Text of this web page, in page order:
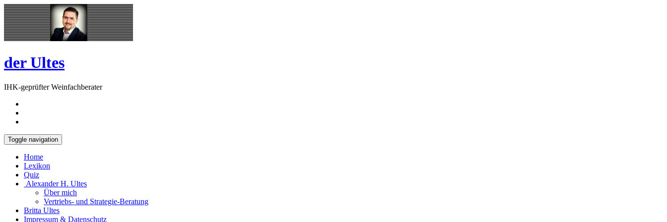
Skip
to
content
Open
Sidebar
der Ultes
IHK-geprüfter Weinfachberater
Toggle navigation
Home
Lexikon
Quiz
Alexander H. Ultes
Über mich
Vertriebs- und Strategie-Beratung
Britta Ultes
Impressum & Datenschutz